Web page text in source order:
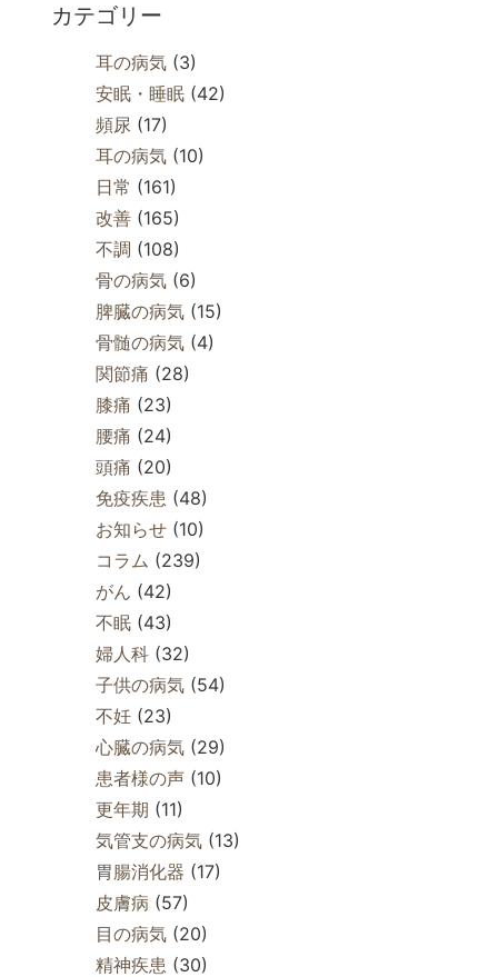
カテゴリー
耳の病気 (3)
安眠・睡眠 (42)
頻尿 (17)
耳の病気 (10)
日常 (161)
改善 (165)
不調 (108)
骨の病気 (6)
脾臓の病気 (15)
骨髄の病気 (4)
関節痛 (28)
膝痛 (23)
腰痛 (24)
頭痛 (20)
免疫疾患 (48)
お知らせ (10)
コラム (239)
がん (42)
不眠 (43)
婦人科 (32)
子供の病気 (54)
不妊 (23)
心臓の病気 (29)
患者様の声 (10)
更年期 (11)
気管支の病気 (13)
胃腸消化器 (17)
皮膚病 (57)
目の病気 (20)
精神疾患 (30)